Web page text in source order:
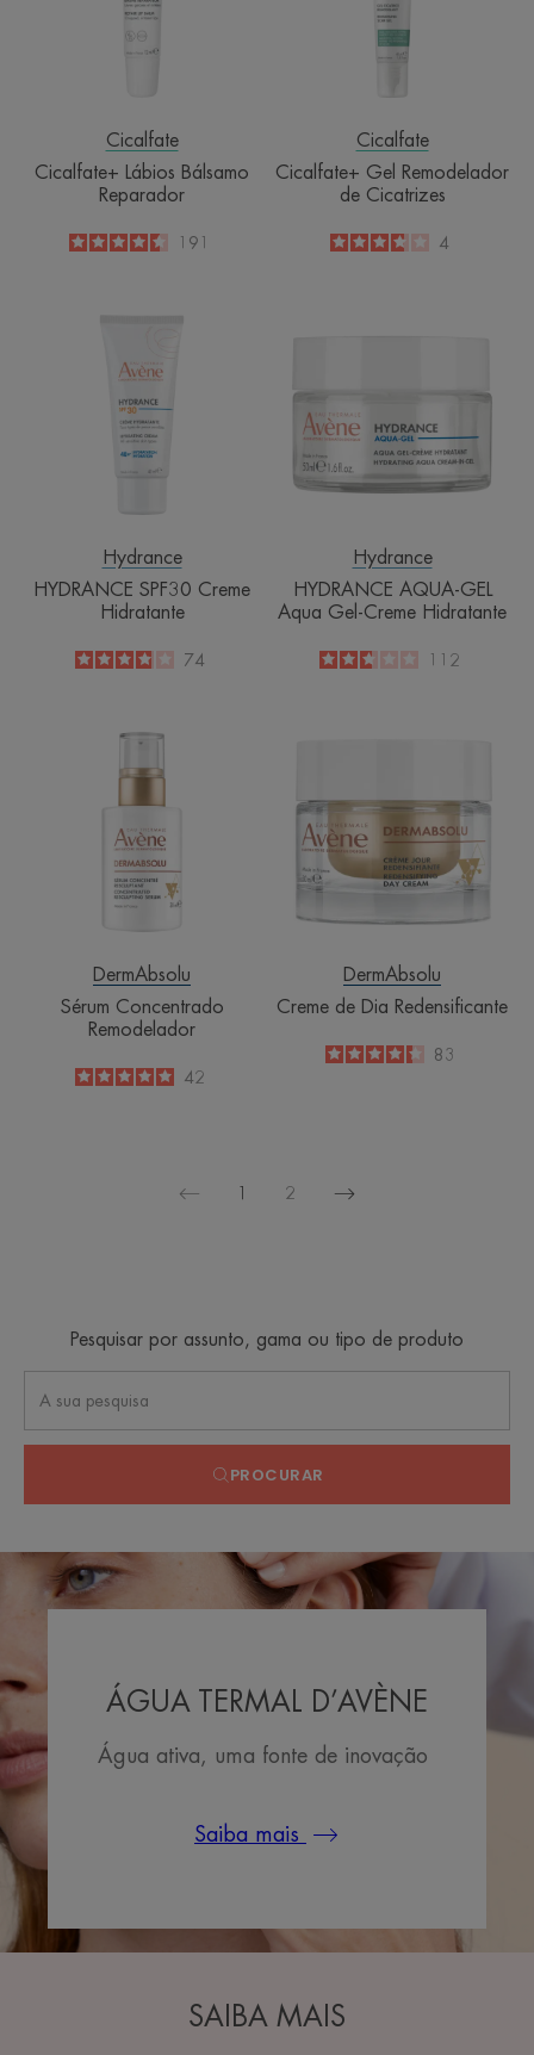
Cicalfate
Cicalfate+ Lábios Bálsamo
Reparador
4.5
/5191
Cicalfate
Cicalfate+ Gel Remodelador
de Cicatrizes
3.8
/
5
4
Creme
Hydrance
HYDRANCE SPF30 Creme
Hidratante
3.8
/
5
74
Gel-
Creme
Hidratante
Hydrance
HYDRANCE AQUA-GEL
Aqua Gel-Creme Hidratante
2.7
/5112
Remodelador
DermAbsolu
Sérum Concentrado
Remodelador
5
/
5
42
Redensificante
DermAbsolu
Creme de Dia Redensificante
4.3
/
5
83
2
Página
Pesquisar por assunto, gama ou tipo de produto
PROCURAR
ÁGUA TERMAL D’AVÈNE
Água ativa, uma fonte de inovação
Saiba mais
SAIBA MAIS